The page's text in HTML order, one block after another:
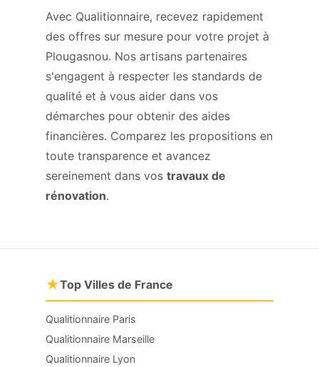
Avec Qualitionnaire, recevez rapidement
des offres sur mesure pour votre projet à
Plougasnou. Nos artisans partenaires
s'engagent à respecter les standards de
qualité et à vous aider dans vos
démarches pour obtenir des aides
financières. Comparez les propositions en
toute transparence et avancez
sereinement dans vos travaux de
rénovation.
★Top Villes de France
Qualitionnaire Paris
Qualitionnaire Marseille
Qualitionnaire Lyon